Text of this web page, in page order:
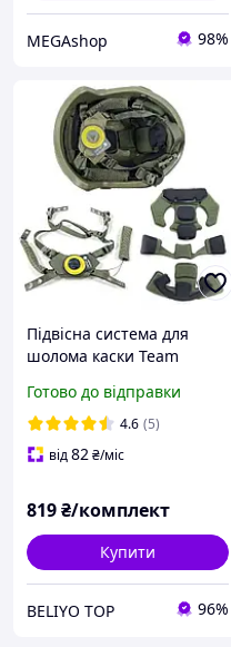
MEGAshop 98%
Підвісна система для
шолома каски Team
тактичного шолома Фаст
PASGT FAST MICH Wendy
Готово до відправки
4.6 (5)
від82₴/міс
819₴/комплект
Купити
BELIYO TOP 96%